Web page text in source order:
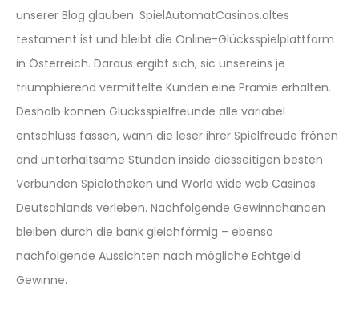
unserer Blog glauben. SpielAutomatCasinos.altes
testament ist und bleibt die Online-Glücksspielplattform
in Österreich. Daraus ergibt sich, sic unsereins je
triumphierend vermittelte Kunden eine Prämie erhalten.
Deshalb können Glücksspielfreunde alle variabel
entschluss fassen, wann die leser ihrer Spielfreude frönen
and unterhaltsame Stunden inside diesseitigen besten
Verbunden Spielotheken und World wide web Casinos
Deutschlands verleben. Nachfolgende Gewinnchancen
bleiben durch die bank gleichförmig – ebenso
nachfolgende Aussichten nach mögliche Echtgeld
Gewinne.